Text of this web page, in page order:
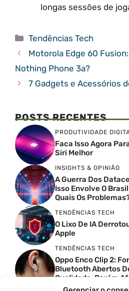
longas sessões de
Categorias
Tendências Tech
Motorola Edge 60
Nothing Phone 3a?
7 Gadgets e Acessórios
POSTS RECENTES
PRODUTIVIDADE
Faca Isso Agora
Siri Melhor
INSIGHTS & OPINIÃO
A Guerra Dos
Isso Envolve O Brasil
Quais Os
TENDÊNCIAS TECH
O Lixo De IA
Apple
TENDÊNCIAS TECH
Oppo Enco Clip 2:
Bluetooth Abertos
Qualidade, Porém
Novatos